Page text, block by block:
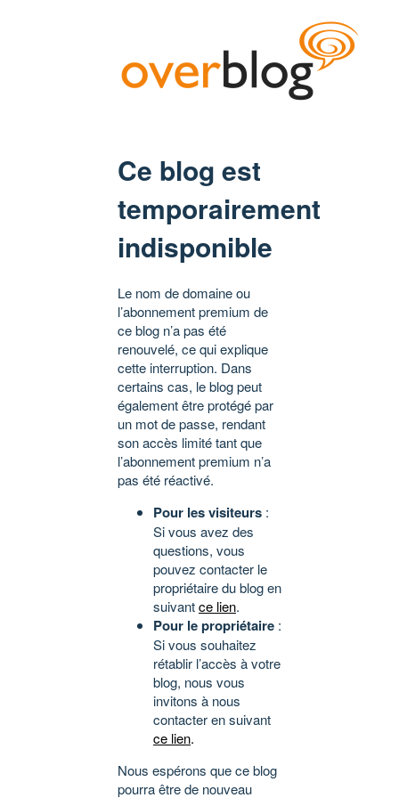
Ce blog est
temporairement
indisponible
Le nom de domaine ou
l’abonnement premium de
ce blog n’a pas été
renouvelé, ce qui explique
cette interruption. Dans
certains cas, le blog peut
également être protégé par
un mot de passe, rendant
son accès limité tant que
l’abonnement premium n’a
pas été réactivé.
Pour les visiteurs :
Si vous avez des
questions, vous
pouvez contacter le
propriétaire du blog en
suivantce lien.
Pour le propriétaire :
Si vous souhaitez
rétablir l’accès à votre
blog, nous vous
invitons à nous
contacter en suivant
ce lien.
Nous espérons que ce blog
pourra être de nouveau